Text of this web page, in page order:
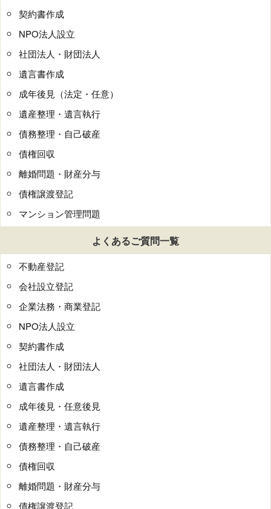
契約書作成
NPO法人設立
社団法人・財団法人
遺言書作成
成年後見（法定・任意）
遺産整理・遺言執行
債務整理・自己破産
債権回収
離婚問題・財産分与
債権譲渡登記
マンション管理問題
よくあるご質問一覧
不動産登記
会社設立登記
企業法務・商業登記
NPO法人設立
契約書作成
社団法人・財団法人
遺言書作成
成年後見・任意後見
遺産整理・遺言執行
債務整理・自己破産
債権回収
離婚問題・財産分与
債権譲渡登記